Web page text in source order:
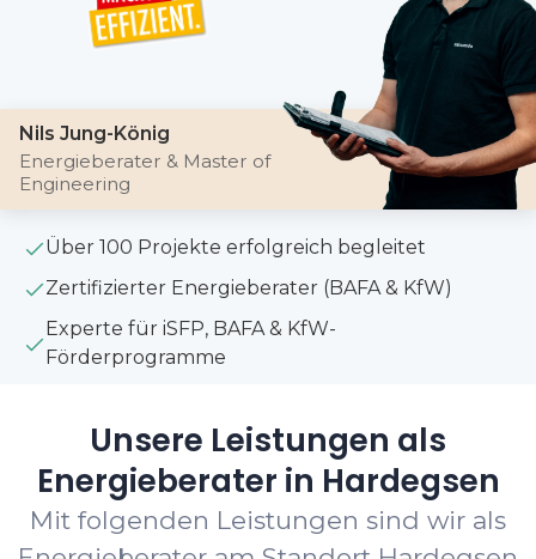
Nils Jung-König
Energieberater & Master of
Engineering
Über 100 Projekte erfolgreich begleitet
Zertifizierter Energieberater (BAFA & KfW)
Experte für iSFP, BAFA & KfW-
Förderprogramme
Unsere Leistungen als
Energieberater in Hardegsen
Mit folgenden Leistungen sind wir als